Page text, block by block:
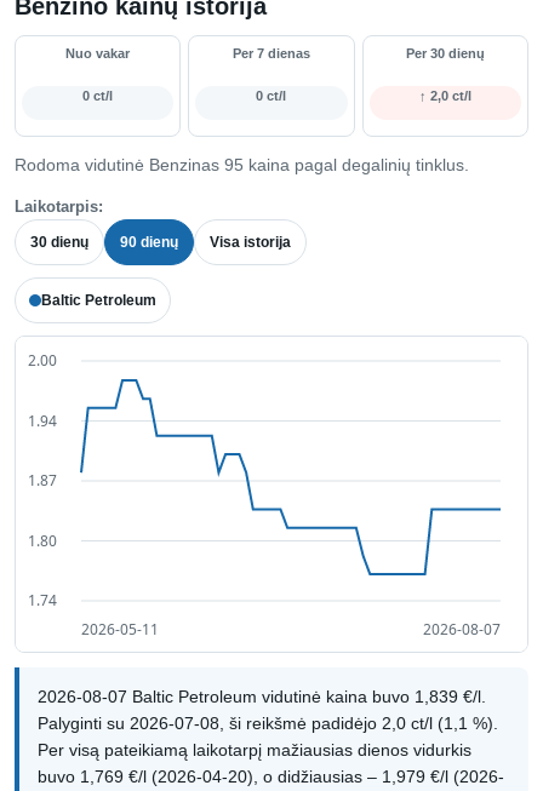
Benzino kainų istorija
Nuo vakar
0 ct/l
Per 7 dienas
0 ct/l
Per 30 dienų
↑ 2,0 ct/l
Rodoma vidutinė Benzinas 95 kaina pagal degalinių tinklus.
Laikotarpis:
30 dienų 90 dienų Visa istorija
Baltic Petroleum
2026-08-07 Baltic Petroleum vidutinė kaina buvo 1,839 €/l.
Palyginti su 2026-07-08, ši reikšmė padidėjo 2,0 ct/l (1,1 %).
Per visą pateikiamą laikotarpį mažiausias dienos vidurkis
buvo 1,769 €/l (2026-04-20), o didžiausias – 1,979 €/l (2026-